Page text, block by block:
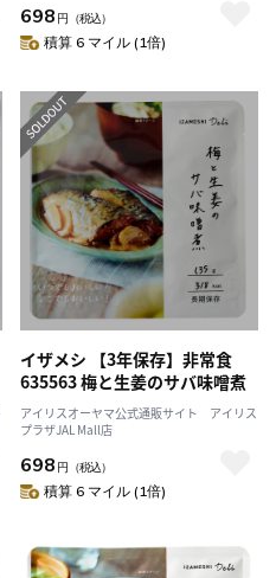
698 円 （税込）
積算 6 マイル (1倍)
イザメシ 【3年保存】非常食
635563 梅と生姜のサバ味噌煮
アイリスオーヤマ公式通販サイト アイリス
プラザJAL Mall店
698 円 （税込）
積算 6 マイル (1倍)